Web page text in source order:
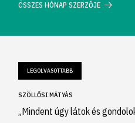
ÖSSZES HÓNAP SZERZŐJE
LEGOLVASOTTABB
SZÖLLŐSI MÁTYÁS
„Mindent úgy látok és